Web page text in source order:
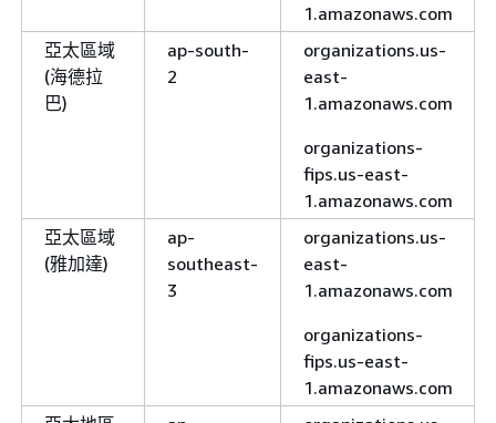
1.amazonaws.com
亞太區域
(海德拉
巴)
ap-south-
2
organizations.us-
east-
1.amazonaws.com
organizations-
fips.us-east-
1.amazonaws.com
亞太區域
(雅加達)
ap-
southeast-
3
organizations.us-
east-
1.amazonaws.com
organizations-
fips.us-east-
1.amazonaws.com